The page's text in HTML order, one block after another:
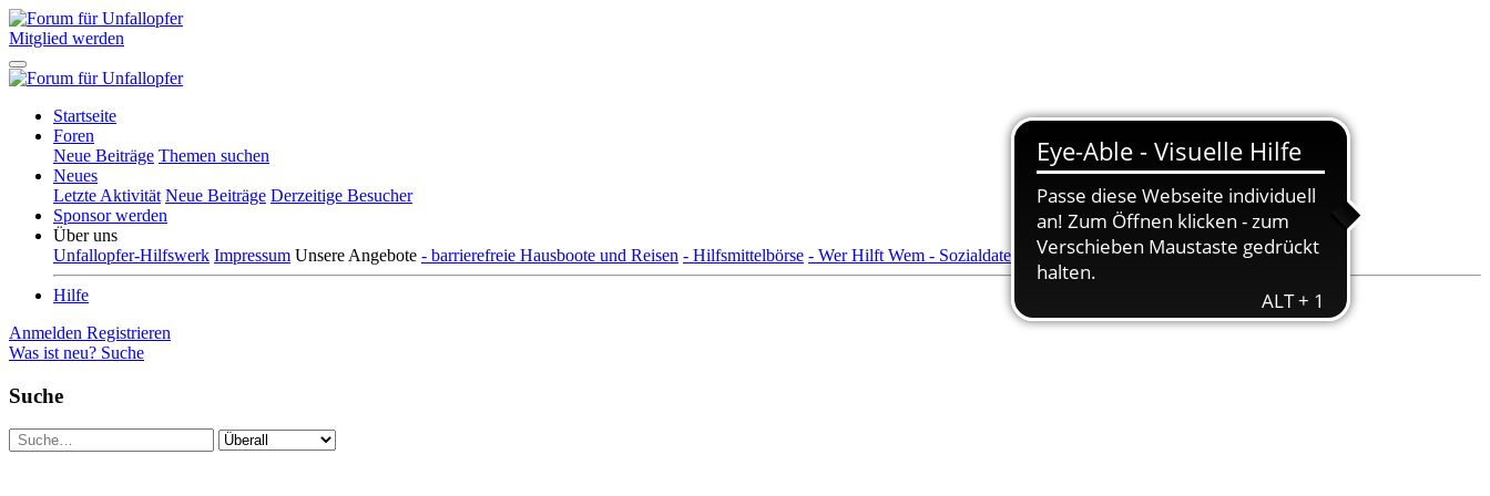
Mitglied werden
Startseite
Foren
Neue Beiträge Themen suchen
Neues
Letzte Aktivität Neue Beiträge Derzeitige Besucher
Sponsor werden
Über uns
Unfallopfer-Hilfswerk Impressum Unsere Angebote - barrierefreie Hausboote und Reisen - Hilfsmittelbörse - Wer Hilft Wem - Sozialdatenbank - Pflegedienstsuche
Hilfe
Anmelden Registrieren
Was ist neu? Suche
Suche